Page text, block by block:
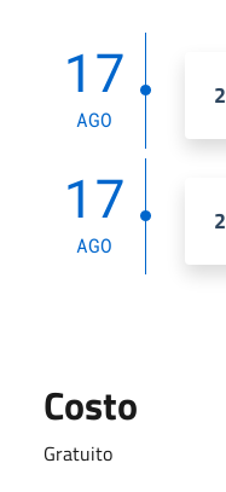
17
AGO
17
AGO
Costo
Gratuito